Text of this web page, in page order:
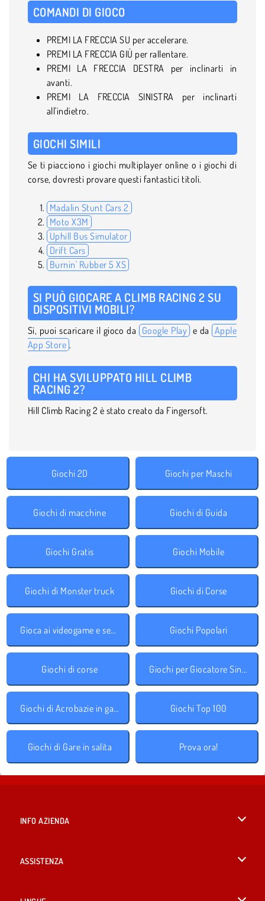
COMANDI DI GIOCO
PREMI LA FRECCIA SU per accelerare.
PREMI LA FRECCIA GIÙ per rallentare.
PREMI LA FRECCIA DESTRA per inclinarti in
avanti.
PREMI LA FRECCIA SINISTRA per inclinarti
all'indietro.
GIOCHI SIMILI
Se ti piacciono i giochi multiplayer online o i giochi di
corse, dovresti provare questi fantastici titoli.
Madalin Stunt Cars 2
Moto X3M
Uphill Bus Simulator
Drift Cars
Burnin' Rubber 5 XS
SI PUÒ GIOCARE A CLIMB RACING 2 SU
DISPOSITIVI MOBILI?
Sì, puoi scaricare il gioco da Google Play e da Apple
App Store .
CHI HA SVILUPPATO HILL CLIMB
RACING 2?
Hill Climb Racing 2 è stato creato da Fingersoft.
Giochi 2D Giochi per Maschi
Giochi di macchine Giochi di Guida
Giochi Gratis Giochi Mobile
Giochi di Monster truck Giochi di Corse
Gioca ai videogame e segui le direttive! Giochi Popolari
Giochi di corse Giochi per Giocatore Singolo
Giochi di Acrobazie in gara Giochi Top 100
Giochi di Gare in salita Prova ora!
INFO AZIENDA
ASSISTENZA